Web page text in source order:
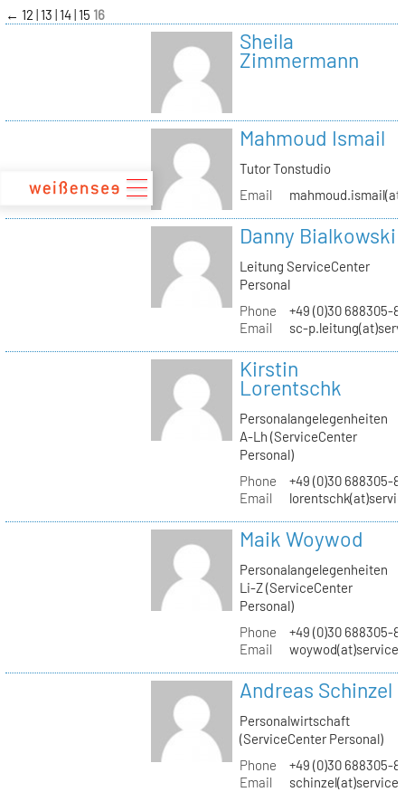
zum
Inhalt
← 12 13 14 15 16
Sheila
Zimmermann
Mahmoud Ismail
Tutor Tonstudio
Email
Danny Bialkowski
Leitung ServiceCenter
Personal
Phone
+49 (0)30 688305-
Email
sc-
Kirstin
Lorentschk
Personalangelegenheiten
A-Lh (ServiceCenter
Personal)
Phone
+49 (0)30 688305-
Email
Maik Woywod
Personalangelegenheiten
Li-Z (ServiceCenter
Personal)
Phone
+49 (0)30 688305-
Email
Andreas Schinzel
Personalwirtschaft
(ServiceCenter Personal)
Phone
+49 (0)30 688305-
Email